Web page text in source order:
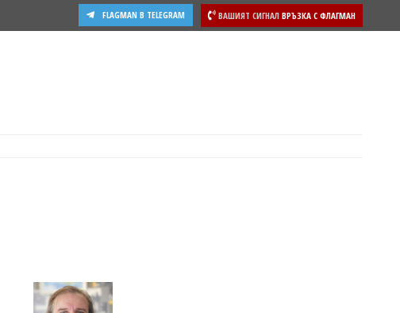
ВАШИЯТ СИГНАЛ ВРЪЗКА С ФЛАГМАН
FLAGMAN В TELEGRAM